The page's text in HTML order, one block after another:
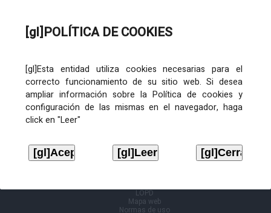
[gl]POLÍTICA DE COOKIES
[gl]Esta entidad utiliza cookies necesarias para el
correcto funcionamiento de su sitio web. Si desea
ampliar información sobre la Política de cookies y
configuración de las mismas en el navegador, haga
click en "Leer"
LOPD
Mapa web
Normas de uso